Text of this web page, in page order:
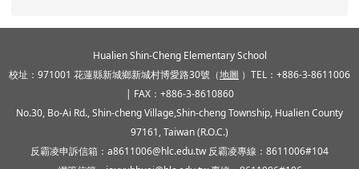
Hualien Shin-Cheng Elementary School
校址：971001 花蓮縣新城鄉新城村博愛路30號（地圖 ）TEL：+886-3-8611006
| FAX：+886-3-8610860
No.30, Bo-Ai Rd., Shin-cheng Village,Shin-cheng Township, Hualien County
97161, Taiwan (R.O.C.)
反霸凌申訴信箱：a8611006@hlc.edu.tw 反霸凌專線：8611006#104